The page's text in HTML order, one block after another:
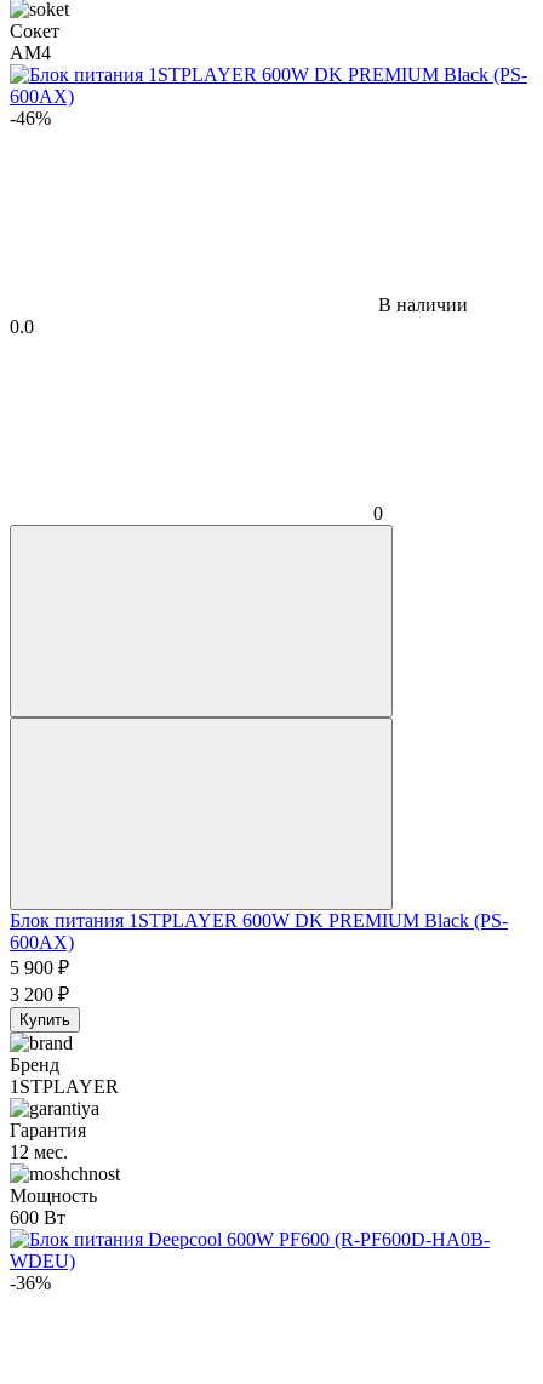
Сокет
AM4
-46%
В наличии
0.0
0
Блок питания 1STPLAYER 600W DK PREMIUM Black (PS-
600AX)
5 900 ₽
3 200 ₽
Купить
Бренд
1STPLAYER
Гарантия
12 мес.
Мощность
600 Вт
-36%